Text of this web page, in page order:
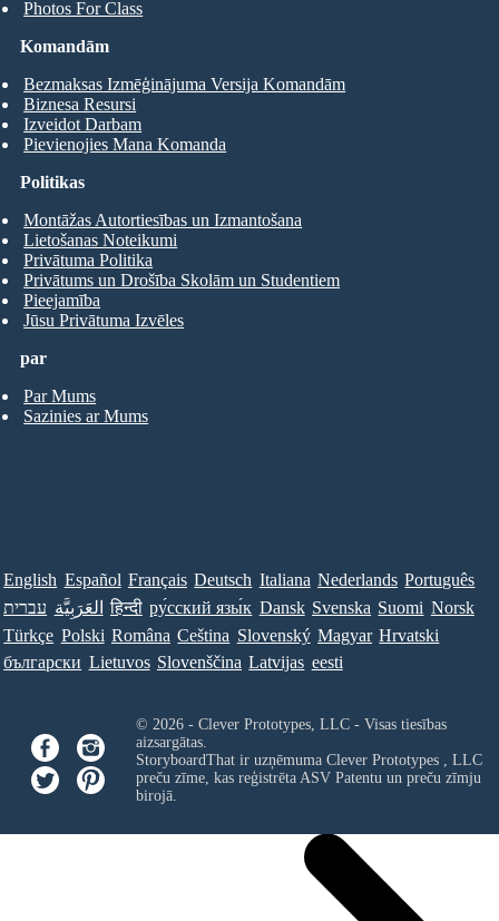
Photos For Class
Komandām
Bezmaksas Izmēģinājuma Versija Komandām
Biznesa Resursi
Izveidot Darbam
Pievienojies Mana Komanda
par
Par Mums
Sazinies ar Mums
Politikas
Montāžas Autortiesības un Izmantošana
Lietošanas Noteikumi
Privātuma Politika
Privātums un Drošība Skolām un Studentiem
Pieejamība
Jūsu Privātuma Izvēles
English Español Français Deutsch Italiana Nederlands Português
עברית العَرَبِيَّة हिन्दी ру́сский язы́к Dansk Svenska Suomi Norsk
Türkçe Polski Româna Ceština Slovenský Magyar Hrvatski
български Lietuvos Slovenščina Latvijas eesti
© 2026 - Clever Prototypes, LLC - Visas tiesības
aizsargātas.
StoryboardThat ir uzņēmuma Clever Prototypes , LLC
preču zīme, kas reģistrēta ASV Patentu un preču zīmju
birojā.